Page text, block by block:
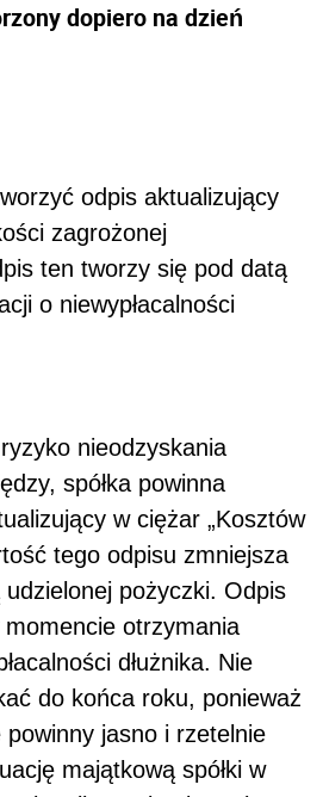
dopiero na dzień
odpis aktualizujący
zagrożonej
ten tworzy się pod datą
o niewypłacalności
nieodzyskania
spółka powinna
w ciężar „Kosztów
tego odpisu zmniejsza
pożyczki. Odpis
otrzymania
dłużnika. Nie
do końca roku, ponieważ
powinny jasno i rzetelnie
majątkową spółki w